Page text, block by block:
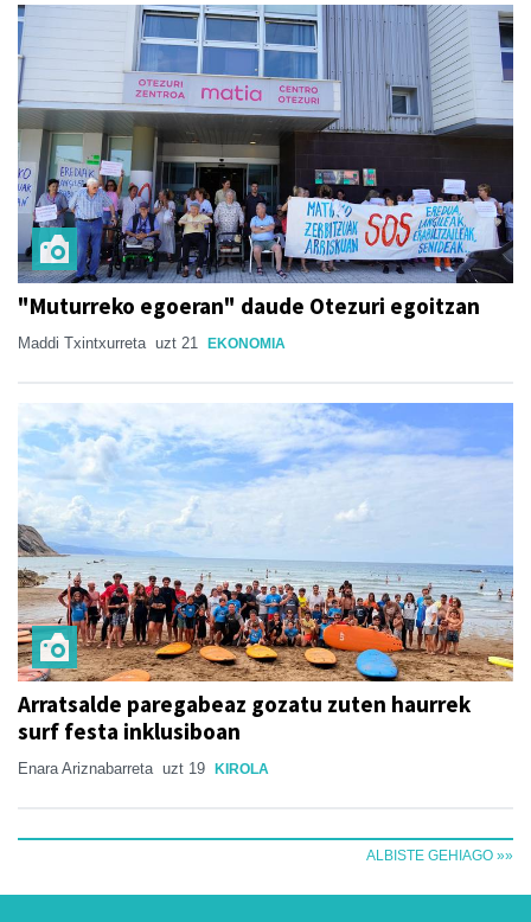
"Muturreko egoeran" daude Otezuri egoitzan
Maddi Txintxurreta uzt 21 EKONOMIA
Arratsalde paregabeaz gozatu zuten haurrek
surf festa inklusiboan
Enara Ariznabarreta uzt 19 KIROLA
ALBISTE GEHIAGO »»